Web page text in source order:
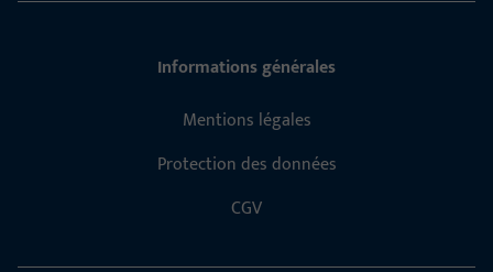
Informations générales
Mentions légales
Protection des données
CGV